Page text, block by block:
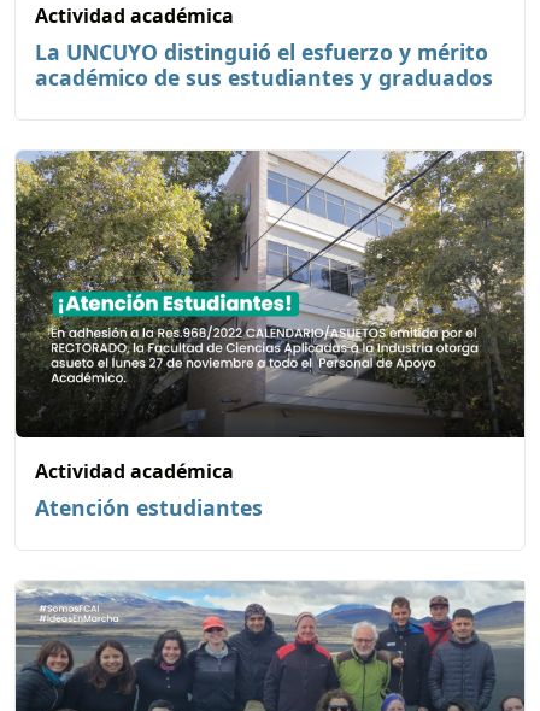
Actividad académica
La UNCUYO distinguió el esfuerzo y mérito
académico de sus estudiantes y graduados
Actividad académica
Atención estudiantes